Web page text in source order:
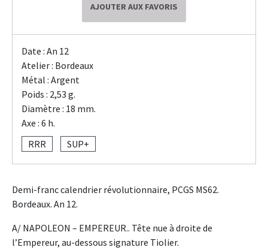
AJOUTER AUX FAVORIS
Date : An 12
Atelier : Bordeaux
Métal : Argent
Poids : 2,53 g.
Diamètre : 18 mm.
Axe : 6 h.
RRR
SUP+
Demi-franc calendrier révolutionnaire, PCGS MS62.
Bordeaux. An 12.
A/ NAPOLEON – EMPEREUR.. Tête nue à droite de
l’Empereur, au-dessous signature Tiolier.